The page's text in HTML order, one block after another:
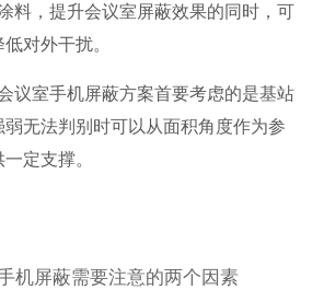
，提升会议室屏蔽效果的同时，可
对外干扰。
室手机屏蔽方案首要考虑的是基站
无法判别时可以从面积角度作为参
定支撑。
机屏蔽需要注意的两个因素